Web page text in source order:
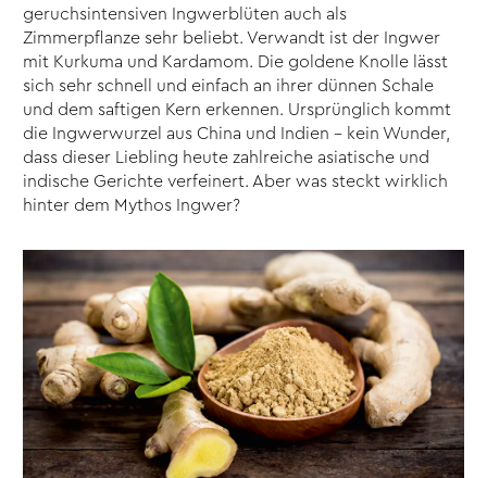
geruchsintensiven Ingwerblüten auch als
Zimmerpflanze sehr beliebt. Verwandt ist der Ingwer
mit Kurkuma und Kardamom. Die goldene Knolle lässt
sich sehr schnell und einfach an ihrer dünnen Schale
und dem saftigen Kern erkennen. Ursprünglich kommt
die Ingwerwurzel aus China und Indien – kein Wunder,
dass dieser Liebling heute zahlreicheasiatische und
indische Gerichte verfeinert. Aber was steckt wirklich
hinter dem Mythos Ingwer?